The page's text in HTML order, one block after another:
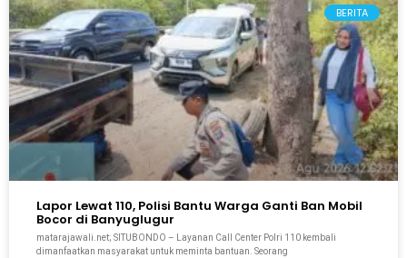
BERITA
Lapor Lewat 110, Polisi Bantu Warga Ganti Ban Mobil
Bocor di Banyuglugur
matarajawali.net; SITUBONDO – Layanan Call Center Polri 110 kembali
dimanfaatkan masyarakat untuk meminta bantuan. Seorang